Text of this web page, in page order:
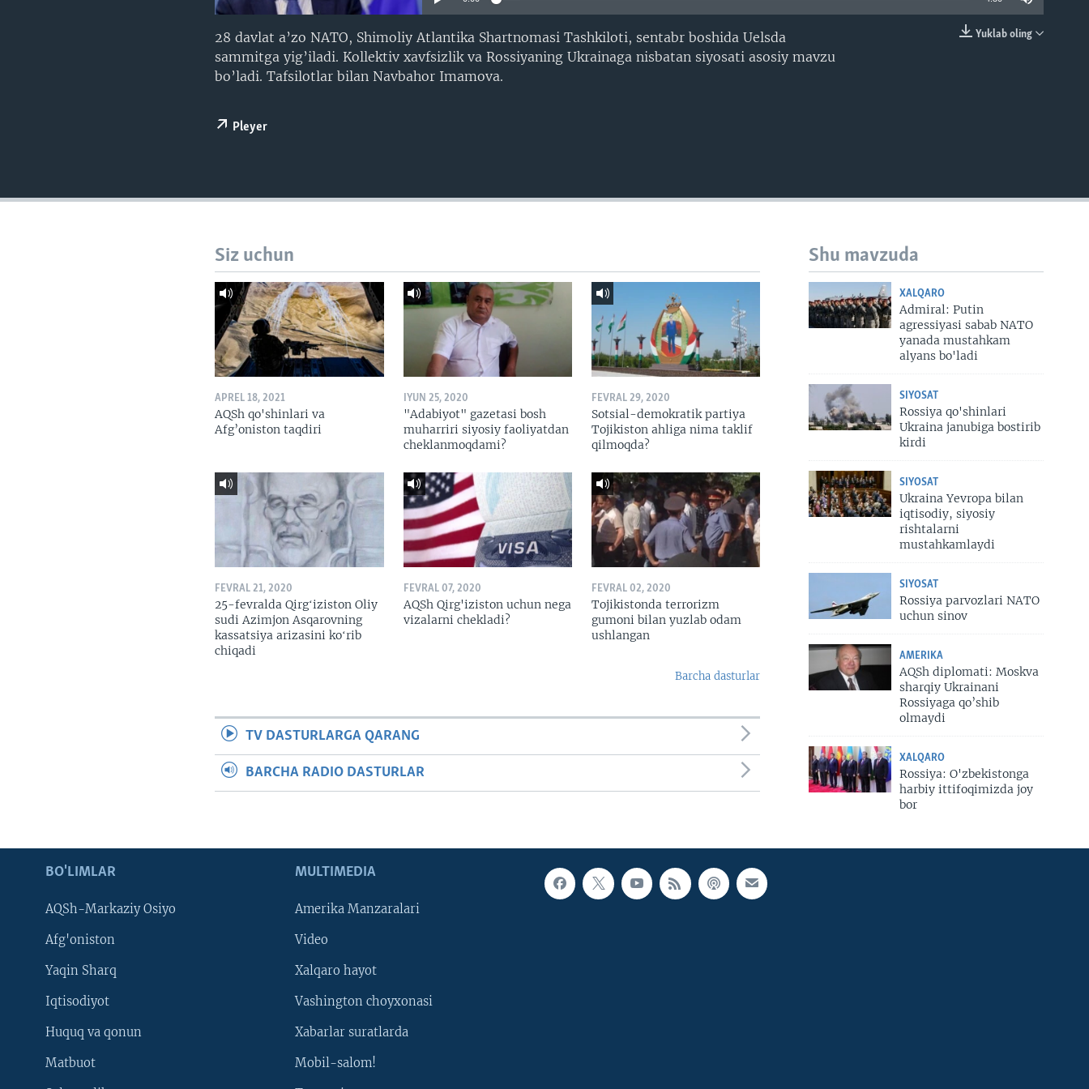
Yuklab oling
28 davlat a’zo NATO, Shimoliy Atlantika Shartnomasi Tashkiloti, sentabr boshida Uelsda
sammitga yig’iladi. Kollektiv xavfsizlik va Rossiyaning Ukrainaga nisbatan siyosati asosiy mavzu
bo’ladi. Tafsilotlar bilan Navbahor Imamova.
Pleyer
Shu mavzuda
XALQARO
Admiral: Putin
agressiyasi sabab NATO
yanada mustahkam
alyans bo'ladi
SIYOSAT
Rossiya qo'shinlari
Ukraina janubiga bostirib
kirdi
SIYOSAT
Ukraina Yevropa bilan
iqtisodiy, siyosiy
rishtalarni
mustahkamlaydi
SIYOSAT
Rossiya parvozlari NATO
uchun sinov
AMERIKA
AQSh diplomati: Moskva
sharqiy Ukrainani
Rossiyaga qo’shib
olmaydi
XALQARO
Rossiya: O'zbekistonga
harbiy ittifoqimizda joy
bor
Siz uchun
APREL 18, 2021
AQSh qo'shinlari va
Afg’oniston taqdiri
IYUN 25, 2020
"Adabiyot" gazetasi bosh
muharriri siyosiy faoliyatdan
cheklanmoqdami?
FEVRAL 29, 2020
Sotsial-demokratik partiya
Tojikiston ahliga nima taklif
qilmoqda?
FEVRAL 21, 2020
25-fevralda Qirgʻiziston Oliy
sudi Azimjon Asqarovning
kassatsiya arizasini koʻrib
chiqadi
FEVRAL 07, 2020
AQSh Qirg'iziston uchun nega
vizalarni chekladi?
FEVRAL 02, 2020
Tojikistonda terrorizm
gumoni bilan yuzlab odam
ushlangan
Barcha dasturlar
TV DASTURLARGA QARANG
BARCHA RADIO DASTURLAR
BO'LIMLAR
AQSh-Markaziy Osiyo
Afg'oniston
Yaqin Sharq
Iqtisodiyot
Huquq va qonun
Matbuot
MULTIMEDIA
Amerika Manzaralari
Video
Xalqaro hayot
Vashington choyxonasi
Xabarlar suratlarda
Mobil-salom!